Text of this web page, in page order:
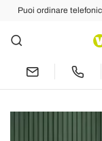
Puoi ordinare
Indietro
Tavolo
Piano